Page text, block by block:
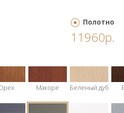
Полотно
11960р.
Макоре Беленый дуб